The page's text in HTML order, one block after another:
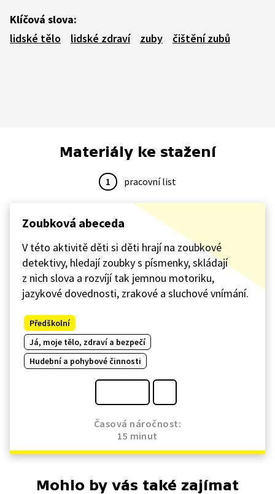
Klíčová slova:
lidské tělo
lidské zdraví zuby čištění zubů
Materiály ke stažení
1 pracovní list
Zoubková abeceda
V této aktivitě děti si děti hrají na zoubkové
detektivy, hledají zoubky s písmenky, skládají
z nich slova a rozvíjí tak jemnou motoriku,
jazykové dovednosti, zrakové a sluchové vnímání.
Předškolní
Já, moje tělo, zdraví a bezpečí
Hudební a pohybové činnosti
Časová náročnost:
15 minut
Mohlo by vás také zajímat